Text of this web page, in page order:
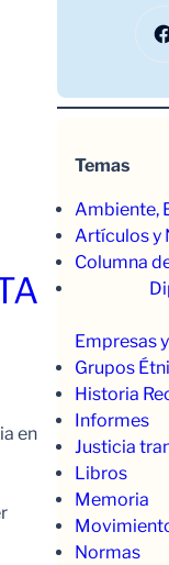
en
Temas
Ambiente,
Artículos y
Columna
Empresas
Grupos
Historia
Informes
Justicia
Libros
Memoria
Normas